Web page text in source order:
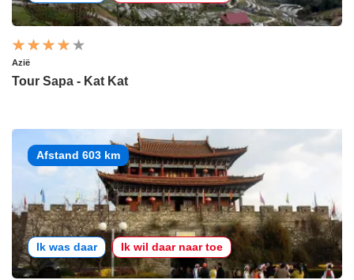
Azië
Tour Sapa - Kat Kat
Afstand 603 km
Ik was daar Ik wil daar naar toe